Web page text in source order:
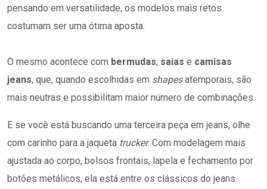
pensando em versatilidade, os modelos mais retos
costumam ser uma ótima aposta.
O mesmo acontece com bermudas, saias e camisas
jeans, que, quando escolhidas em shapesatemporais, são
mais neutras e possibilitam maior número de combinações.
E se você está buscando uma terceira peça em jeans, olhe
com carinho para a jaqueta trucker. Com modelagem mais
ajustada ao corpo, bolsos frontais, lapela e fechamento por
botões metálicos, ela está entre os clássicos do jeans.